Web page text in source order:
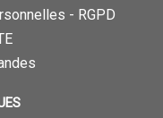
- RGPD